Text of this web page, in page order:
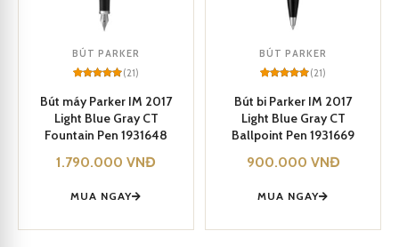
BÚT PARKER
out of 5
based on
customer
(21)
Bút máy Parker IM 2017
Light Blue Gray CT
Fountain Pen 1931648
1.790.000 VNĐ
MUA NGAY
BÚT PARKER
out of 5
based on
customer
(21)
Bút bi Parker IM 2017
Light Blue Gray CT
Ballpoint Pen 1931669
900.000 VNĐ
MUA NGAY